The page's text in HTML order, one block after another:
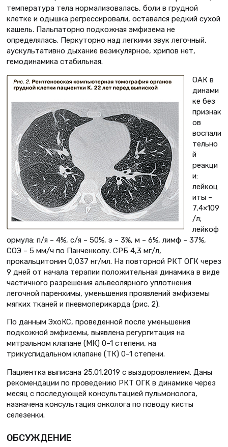
температура тела нормализовалась, боли в грудной
клетке и одышка регрессировали, оставался редкий сухой
кашель. Пальпаторно подкожная эмфизема не
определялась. Перкуторно над легкими звук легочный,
аускультативно дыхание везикулярное, хрипов нет,
гемодинамика стабильная.
ОАК в
динами
ке без
признак
ов
воспали
тельно
й
реакци
и:
лейкоц
иты –
7,4×109
/л;
лейкоф
ормула: п/я – 4%, с/я – 50%, э – 3%, м – 6%, лимф – 37%,
СОЭ – 5 мм/ч по Панченкову. СРБ 4,3 мг/л,
прокальцитонин 0,037 нг/мл. На повторной РКТ ОГК через
9 дней от начала терапии положительная динамика в виде
частичного разрешения альвеолярного уплотнения
легочной паренхимы, уменьшения проявлений эмфиземы
мягких тканей и пневмоперикарда (рис. 2).
По данным ЭхоКС, проведенной после уменьшения
подкожной эмфиземы, выявлена регургитация на
митральном клапане (МК) 0–1 степени, на
трикуспидальном клапане (ТК) 0–1 степени.
Пациентка выписана 25.01.2019 с выздоровлением. Даны
рекомендации по проведению РКТ ОГК в динамике через
месяц с последующей консультацией пульмонолога,
назначена консультация онколога по поводу кисты
селезенки.
ОБСУЖДЕНИЕ